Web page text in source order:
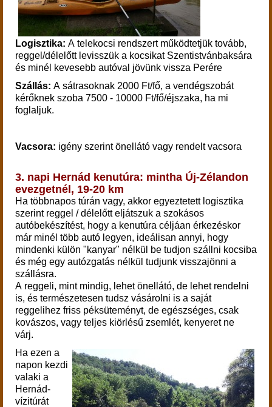
Logisztika: A telekocsi rendszert működtetjük tovább,
reggel/délelőtt levisszük a kocsikat Szentistvánbaksára
és minél kevesebb autóval jövünk vissza Perére
Szállás: A sátrasoknak 2000 Ft/fő, a vendégszobát
kérőknek szoba 7500 - 10000 Ft/fő/éjszaka, ha mi
foglaljuk.
Vacsora: igény szerint önellátó vagy rendelt vacsora
3. napi Hernád kenutúra: mintha Új-Zélandon
evezgetnél, 19-20 km
Ha többnapos túrán vagy, akkor egyeztetett logisztika
szerint reggel / délelőtt eljátszuk a szokásos
autóbekészítést, hogy a kenutúra céljáan érkezéskor
már minél több autó legyen, ideálisan annyi, hogy
mindenki külön "kanyar" nélkül be tudjon szállni kocsiba
és még egy autózgatás nélkül tudjunk visszajönni a
szállásra.
A reggeli, mint mindig, lehet önellátó, de lehet rendelni
is, és természetesen tudsz vásárolni is a saját
reggelihez friss péksüteményt, de egészséges, csak
kovászos, vagy teljes kiörlésű zsemlét, kenyeret ne
várj.
Ha ezen a
napon kezdi
valaki a
Hernád-
vízitúrát